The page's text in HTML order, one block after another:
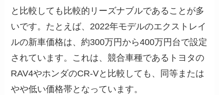
と比較しても比較的リーズナブルであることが多
いです。たとえば、2022年モデルのエクストレイ
ルの新車価格は、約300万円から400万円台で設定
されています。これは、競合車種であるトヨタの
RAV4やホンダのCR-Vと比較しても、同等または
やや低い価格帯となっています。